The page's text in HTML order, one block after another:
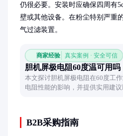
仍很必要。安装时应确保四周有
壁或其他设备。在粉尘特别严重
气过滤装置。
商家经验 真实案例 · 安全可信
胆机屏极电阻60度温可用吗
本文探讨胆机屏极电阻在60度工
电阻性能的影响，并提供实用建议
B2B采购指南